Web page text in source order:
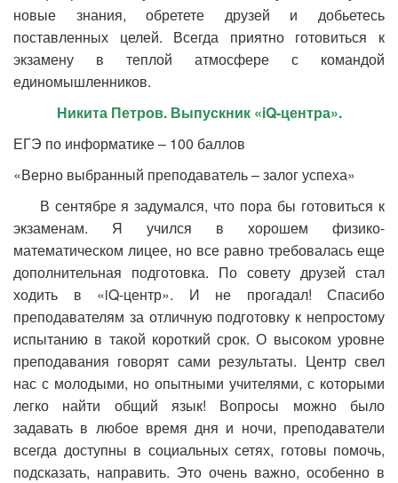
новые знания, обретете друзей и добьетесь
поставленных целей. Всегда приятно готовиться к
экзамену в теплой атмосфере с командой
единомышленников.
Никита Петров. Выпускник «iQ-центра».
ЕГЭ по информатике – 100 баллов
«Верно выбранный преподаватель – залог успеха»
В сентябре я задумался, что пора бы готовиться к
экзаменам. Я учился в хорошем физико-
математическом лицее, но все равно требовалась еще
дополнительная подготовка. По совету друзей стал
ходить в «iQ-центр». И не прогадал! Спасибо
преподавателям за отличную подготовку к непростому
испытанию в такой короткий срок. О высоком уровне
преподавания говорят сами результаты. Центр свел
нас с молодыми, но опытными учителями, с которыми
легко найти общий язык! Вопросы можно было
задавать в любое время дня и ночи, преподаватели
всегда доступны в социальных сетях, готовы помочь,
подсказать, направить. Это очень важно, особенно в